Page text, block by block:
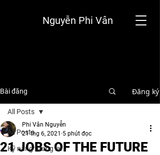
Nguyễn Phi Vân
Bài đăng Đăng ký
All Posts
Kỹ năng tương lai
All Posts
21 JOBS OF THE FUTURE
Phi Vân Nguyễn
21 thg 6, 2021 5 phút đọc